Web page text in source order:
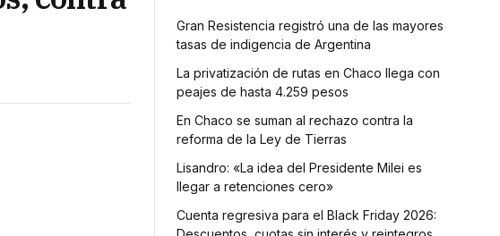
Gran Resistencia registró una de las mayores
tasas de indigencia de Argentina
La privatización de rutas en Chaco llega con
peajes de hasta 4.259 pesos
En Chaco se suman al rechazo contra la
reforma de la Ley de Tierras
Lisandro: «La idea del Presidente Milei es
llegar a retenciones cero»
Cuenta regresiva para el Black Friday 2026: